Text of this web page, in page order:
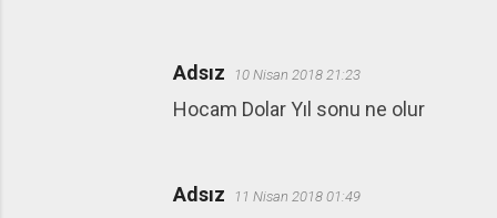
Adsız 10 Nisan 2018 21:23
Hocam Dolar Yıl sonu ne olur
Adsız 11 Nisan 2018 01:49